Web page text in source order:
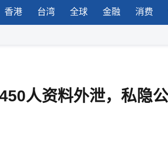
香港 台湾 全球 金融 消费
人资料外泄，私隐